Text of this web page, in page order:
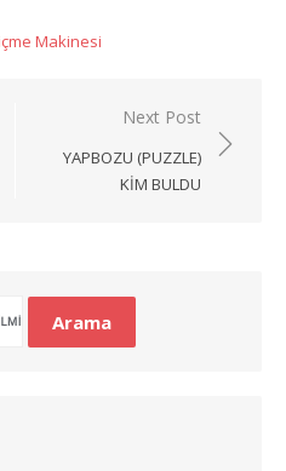
Makinesi
Next Post
YAPBOZU (PUZZLE)
KIM BULDU